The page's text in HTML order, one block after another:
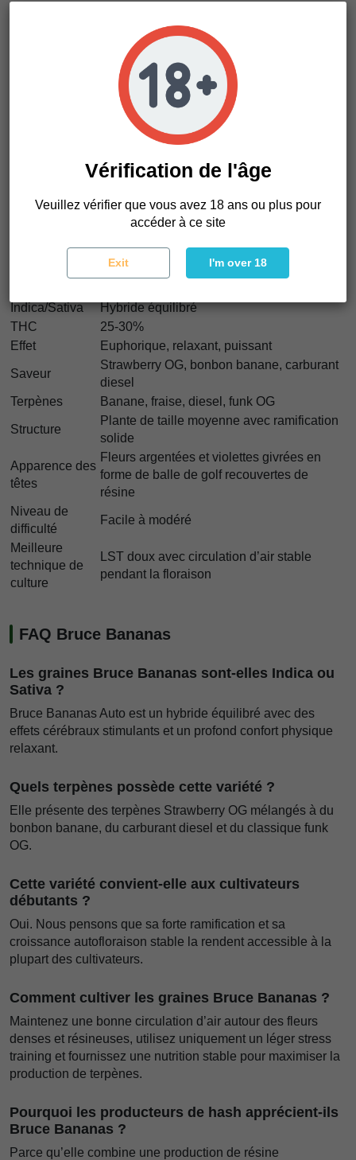
progressivement. Cela donne l’impression de
dans des sièges en velours pendant que les néons se
brouillent derrière des fenêtres couvertes de pluie après
. Puissant, rêveur et parfait pour de longues sessions
Les graines Bruce Bananas Auto sont idéales pour les
fumeurs recherchant des profils terpéniques fruités fuel très
hybrides équilibrés mais lourds conçus autant pour les
Caractéristiques de Bruce Bananas
Autofloraison
Indica/Sativa
Hybride équilibré
THC
25-30%
Effet
Euphorique, relaxant, puissant
Saveur
Strawberry OG, bonbon banane, carburant
diesel
Terpènes
Banane, fraise, diesel, funk OG
Structure
Plante de taille moyenne avec ramification
solide
Apparence des
têtes
Fleurs argentées et violettes givrées en
forme de balle de golf recouvertes de
résine
Niveau de
difficulté
Facile à modéré
Meilleure
technique de
culture
LST doux avec circulation d’air stable
pendant la floraison
FAQ Bruce Bananas
Les graines Bruce Bananas sont-elles Indica ou
Sativa ?
Bruce Bananas Auto est un hybride équilibré avec des
effets cérébraux stimulants et un profond confort physique
relaxant.
Quels terpènes possède cette variété ?
Elle présente des terpènes Strawberry OG mélangés à du
bonbon banane, du carburant diesel et du classique funk
OG.
Cette variété convient-elle aux cultivateurs
débutants ?
Oui. Nous pensons que sa forte ramification et sa
croissance autofloraison stable la rendent accessible à la
plupart des cultivateurs.
Comment cultiver les graines Bruce Bananas ?
Maintenez une bonne circulation d’air autour des fleurs
denses et résineuses, utilisez uniquement un léger stress
training et fournissez une nutrition stable pour maximiser la
production de terpènes.
Pourquoi les producteurs de hash apprécient-ils
Bruce Bananas ?
Parce qu’elle combine une production de résine
Vérification de l'âge
Veuillez vérifier que vous avez 18 ans ou plus pour
accéder à ce site
Exit I'm over 18